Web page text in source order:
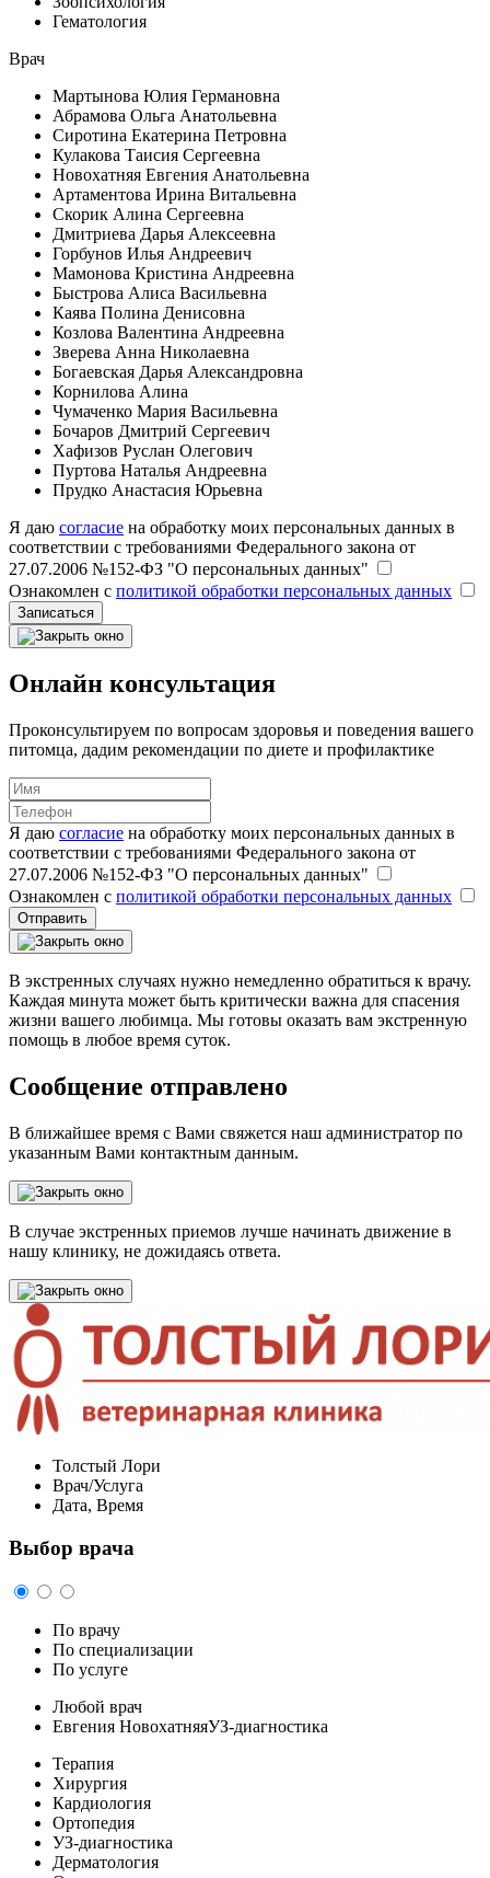
Гематология
Врач
Мартынова Юлия Германовна
Абрамова Ольга Анатольевна
Сиротина Екатерина Петровна
Кулакова Таисия Сергеевна
Новохатняя Евгения Анатольевна
Артаментова Ирина Витальевна
Скорик Алина Сергеевна
Дмитриева Дарья Алексеевна
Горбунов Илья Андреевич
Мамонова Кристина Андреевна
Быстрова Алиса Васильевна
Каява Полина Денисовна
Козлова Валентина Андреевна
Зверева Анна Николаевна
Богаевская Дарья Александровна
Корнилова Алина
Чумаченко Мария Васильевна
Бочаров Дмитрий Сергеевич
Хафизов Руслан Олегович
Пуртова Наталья Андреевна
Прудко Анастасия Юрьевна
Я даю согласие на обработку моих персональных данных в
соответствии с требованиями Федерального закона от
27.07.2006 №152-ФЗ "О персональных данных"
Ознакомлен с политикой обработки персональных данных
Записаться
Онлайн консультация
Проконсультируем по вопросам здоровья и поведения вашего
питомца, дадим рекомендации по диете и профилактике
Я даю согласие на обработку моих персональных данных в
соответствии с требованиями Федерального закона от
27.07.2006 №152-ФЗ "О персональных данных"
Ознакомлен с политикой обработки персональных данных
Отправить
В экстренных случаях нужно немедленно обратиться к врачу.
Каждая минута может быть критически важна для спасения
жизни вашего любимца. Мы готовы оказать вам экстренную
помощь в любое время суток.
Сообщение отправлено
В ближайшее время с Вами свяжется наш администратор по
указанным Вами контактным данным.
В случае экстренных приемов лучше начинать движение в
нашу клинику, не дожидаясь ответа.